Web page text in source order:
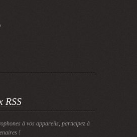
RSS
à vos appareils, participez à
!